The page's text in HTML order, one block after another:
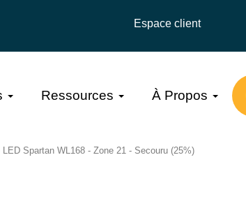
Espace client
Ressources À Propos
LED Spartan WL168 - Zone 21 - Secouru (25%)